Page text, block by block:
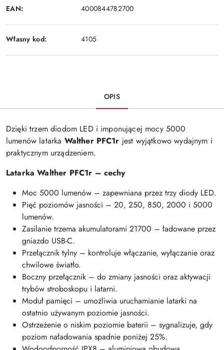
EAN: 4000844782700
Własny kod: 4105
OPIS
Dzięki trzem diodom LED i imponującej mocy 5000
lumenów latarka Walther PFC1r jest wyjątkowo wydajnym i
praktycznym urządzeniem.
Latarka Walther PFC1r – cechy
Moc 5000 lumenów – zapewniana przez trzy diody LED.
Pięć poziomów jasności – 20, 250, 850, 2000 i 5000
lumenów.
Zasilanie trzema akumulatorami 21700 – ładowane przez
gniazdo USB-C.
Przełącznik tylny – kontroluje włączanie, wyłączanie oraz
chwilowe światło.
Boczny przełącznik – do zmiany jasności oraz aktywacji
trybów stroboskopu i latarni.
Moduł pamięci – umożliwia uruchamianie latarki na
ostatnio używanym poziomie jasności.
Ostrzeżenie o niskim poziomie baterii – sygnalizuje, gdy
poziom naładowania spadnie poniżej 25%.